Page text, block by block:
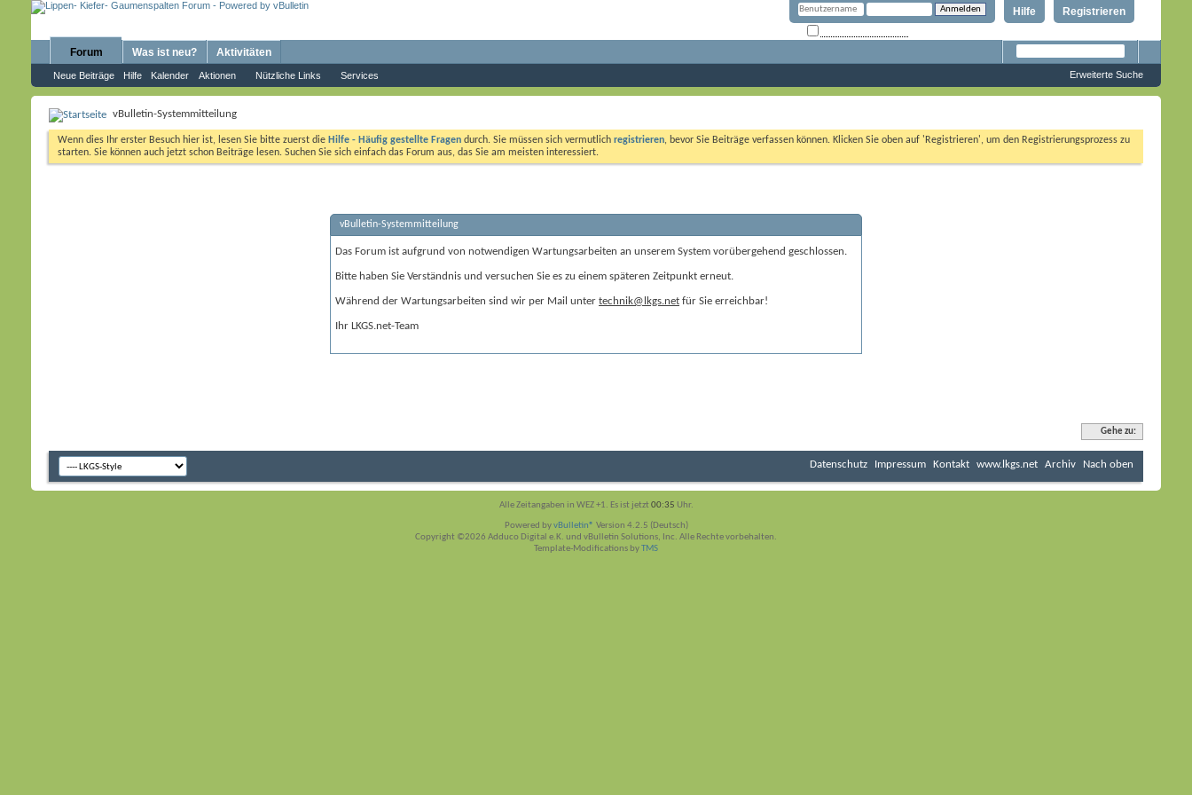
Registrieren
Hilfe
Forum
Neue Beiträge Hilfe Kalender Aktionen Nützliche Links Services
Was ist neu? Aktivitäten
Erweiterte Suche
vBulletin-Systemmitteilung
Wenn dies Ihr erster Besuch hier ist, lesen Sie bitte zuerst die Hilfe - Häufig gestellte Fragen durch. Sie müssen sich vermutlich registrieren, bevor Sie Beiträge verfassen können. Klicken Sie oben auf 'Registrieren', um den Registrierungsprozess zu
starten. Sie können auch jetzt schon Beiträge lesen. Suchen Sie sich einfach das Forum aus, das Sie am meisten interessiert.
vBulletin-Systemmitteilung
Das Forum ist aufgrund von notwendigen Wartungsarbeiten an unserem System vorübergehend geschlossen.
Bitte haben Sie Verständnis und versuchen Sie es zu einem späteren Zeitpunkt erneut.
Während der Wartungsarbeiten sind wir per Mail unter technik@lkgs.net für Sie erreichbar!
Ihr LKGS.net-Team
Gehe zu:
Datenschutz Impressum Kontakt www.lkgs.net Archiv Nach oben
Alle Zeitangaben in WEZ +1. Es ist jetzt00:35 Uhr.
Powered byvBulletin® Version 4.2.5 (Deutsch)
Copyright ©2026 Adduco Digital e.K. und vBulletin Solutions, Inc. Alle Rechte vorbehalten.
Template-Modifications byTMS